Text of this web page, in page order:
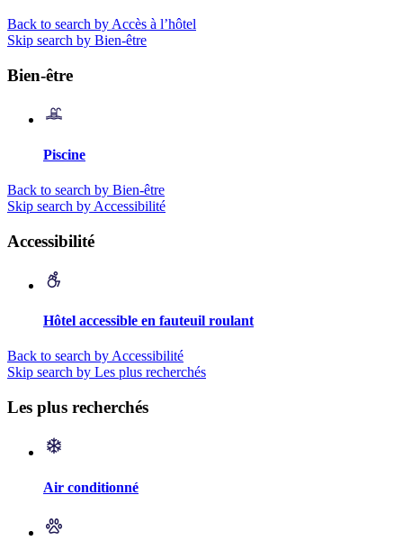
Back to search by Accès à l’hôtel
Skip search by Bien-être
Bien-être
Piscine
Back to search by Bien-être
Skip search by Accessibilité
Accessibilité
Hôtel accessible en fauteuil roulant
Back to search by Accessibilité
Skip search by Les plus recherchés
Les plus recherchés
Air conditionné